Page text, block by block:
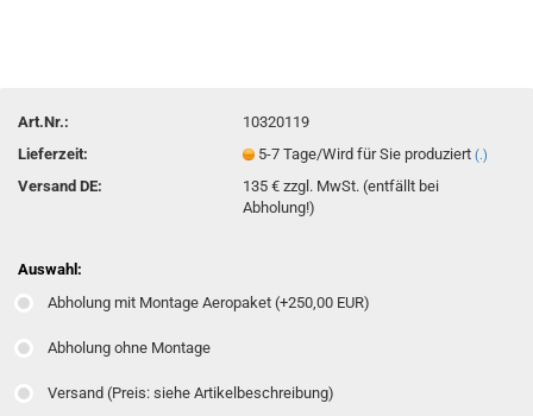
Art.Nr.:
10320119
Lieferzeit:
5-7 Tage/Wird für Sie produziert(.)
Versand DE:
135 € zzgl. MwSt. (entfällt bei
Abholung!)
Auswahl:
Abholung mit Montage Aeropaket (+250,00 EUR)
Abholung ohne Montage
Versand (Preis: siehe Artikelbeschreibung)